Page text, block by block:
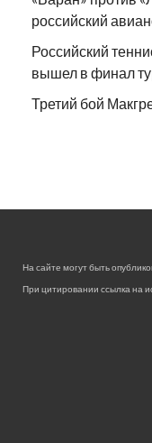
российский
Российский
вышел в финал
Третий бой
На сайте могут быть
При цитировании ссылка на